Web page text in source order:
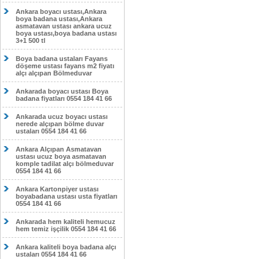
Ankara boyacı ustası,Ankara
boya badana ustası,Ankara
asmatavan ustası ankara ucuz
boya ustası,boya badana ustası
3+1 500 tl
Boya badana ustaları Fayans
döşeme ustası fayans m2 fiyatı
alçı alçıpan Bölmeduvar
Ankarada boyacı ustası Boya
badana fiyatları 0554 184 41 66
Ankarada ucuz boyacı ustası
nerede alçıpan bölme duvar
ustaları 0554 184 41 66
Ankara Alçıpan Asmatavan
ustası ucuz boya asmatavan
komple tadilat alçı bölmeduvar
0554 184 41 66
Ankara Kartonpiyer ustası
boyabadana ustası usta fiyatları
0554 184 41 66
Ankarada hem kaliteli hemucuz
hem temiz işçilik 0554 184 41 66
Ankara kaliteli boya badana alçı
ustaları 0554 184 41 66